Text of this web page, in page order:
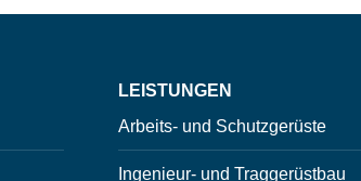
LEISTUNGEN
Arbeits- und Schutzgerüste
Ingenieur- und Traggerüstbau